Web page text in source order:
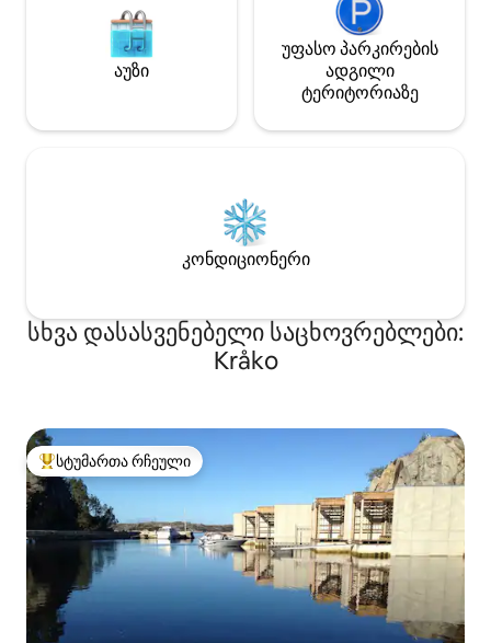
აუზი
უფასო პარკირების
ადგილი
ტერიტორიაზე
კონდიციონერი
სხვა დასასვენებელი საცხოვრებლები:
Kråko
სტუმართა რჩეული მოწინავე ვარიანტი
სტუმართა რჩეული